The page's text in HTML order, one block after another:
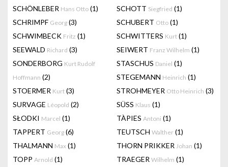
SCHÖNLEBER Hans Otto (1) SCHOTT Siegfried (1)
SCHRIMPF Georg (3) SCHUBERT Otto (1)
SCHWIMBECK Fritz (1) SCHWITTERS Kurt (1)
SEEWALD Richard (3) SEIWERT Franz Wilhelm (1)
SONDERBORG Kurt Rudolf
Hoffmann (2)
STASCHUS Daniel (1)
STEGEMANN Heinrich (1)
STOERMER Kurt (3) STROHMEYER Otto Heinrich (3)
SURVAGE Léopold (2) SÜSS Klaus (1)
SŁODKI Marcel (1) TÀPIES Antoni (1)
TAPPERT Georg (6) TEUTSCH Walther (1)
THALMANN Max (1) THORN PRIKKER Johan (1)
TOPP Arnold (1) TRAEGER Wilhelm (1)